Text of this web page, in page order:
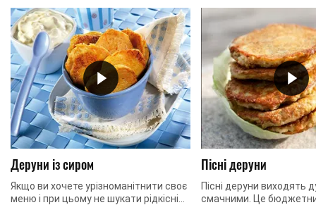
Деруни із сиром
Якщо ви хочете урізноманітнити своє
меню і при цьому не шукати рідкісні
Пісні деруни
Пісні деруни виходять
смачними. Це